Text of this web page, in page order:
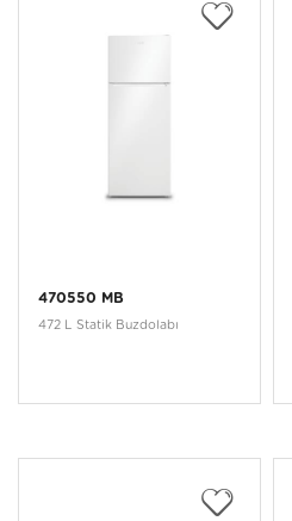
470550 MB
472 L Statik Buzdolabı